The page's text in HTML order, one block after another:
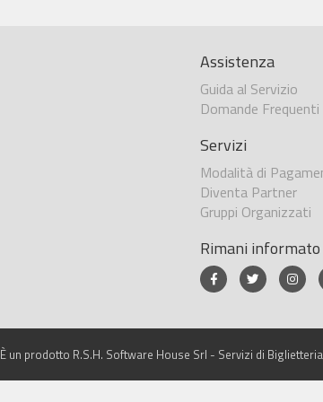
Assistenza
Guida al Servizio
Domande Frequenti
Servizi
Modalità di
Diventa Partner
Gruppi Organizzati
Rimani informato
un prodotto R.S.H. Software House Srl - Servizi di